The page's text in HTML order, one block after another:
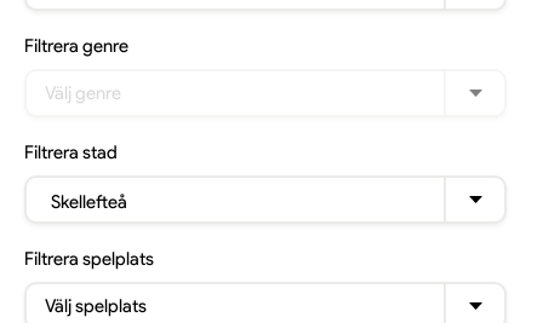
Filtrera genre
Välj genre
Filtrera stad
Skellefteå
Filtrera spelplats
Välj spelplats